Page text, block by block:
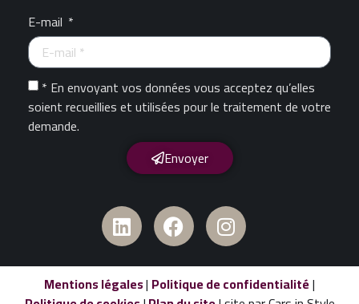
E-mail
* En envoyant vos données vous acceptez qu’elles
soient recueillies et utilisées pour le traitement de votre
demande.
Envoyer
Mentions légales| Politique de confidentialité|